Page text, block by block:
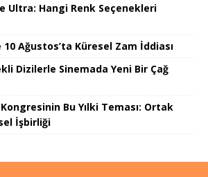
Ultra: Hangi Renk Seçenekleri
10 Ağustos’ta Küresel Zam İddiası
Dizilerle Sinemada Yeni Bir Çağ
Bu Yılki Teması: Ortak
İşbirliği